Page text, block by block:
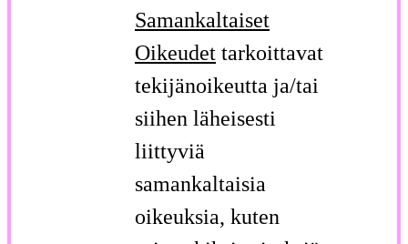
Samankaltaiset
Oikeudet tarkoittavat
tekijänoikeutta ja/tai
siihen läheisesti
liittyviä
samankaltaisia
oikeuksia, kuten